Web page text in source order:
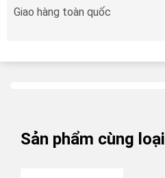
Giao hàng toàn quốc
Sản phẩm cùng loại